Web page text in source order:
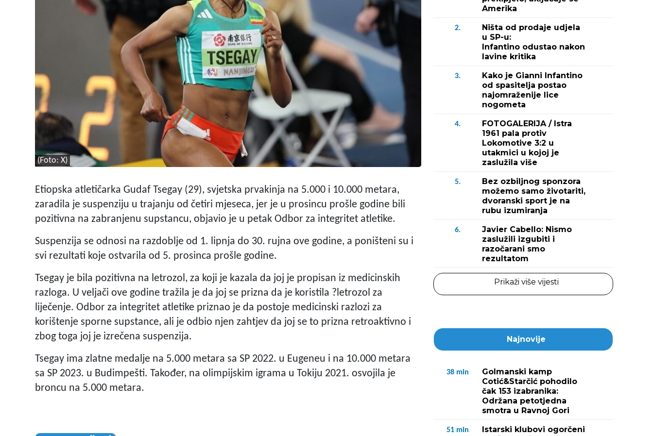
(Foto: X)
Etiopska atletičarka Gudaf Tsegay (29), svjetska prvakinja na 5.000 i 10.000 metara,
zaradila je suspenziju u trajanju od četiri mjeseca, jer je u prosincu prošle godine bili
pozitivna na zabranjenu supstancu, objavio je u petak Odbor za integritet atletike.
Suspenzija se odnosi na razdoblje od 1. lipnja do 30. rujna ove godine, a poništeni su i
svi rezultati koje ostvarila od 5. prosinca prošle godine.
Tsegay je bila pozitivna na letrozol, za koji je kazala da joj je propisan iz medicinskih
razloga. U veljači ove godine tražila je da joj se prizna da je koristila ?letrozol za
liječenje. Odbor za integritet atletike priznao je da postoje medicinski razlozi za
korištenje sporne supstance, ali je odbio njen zahtjev da joj se to prizna retroaktivno i
zbog toga joj je izrečena suspenzija.
Tsegay ima zlatne medalje na 5.000 metara sa SP 2022. u Eugeneu i na 10.000 metara
sa SP 2023. u Budimpešti. Također, na olimpijskim igrama u Tokiju 2021. osvojila je
broncu na 5.000 metara.
Amerika
2.
Ništa od prodaje udjela
u SP-u:
Infantino odustao nakon
lavine kritika
3.
Kako je Gianni Infantino
od spasitelja postao
najomraženije lice
nogometa
4.
FOTOGALERIJA / Istra
1961 pala protiv
Lokomotive 3:2 u
utakmici u kojoj je
zaslužila više
5.
Bez ozbiljnog sponzora
možemo samo životariti,
dvoranski sport je na
rubu izumiranja
6.
Javier Cabello: Nismo
zaslužili izgubiti i
razočarani smo
rezultatom
Prikaži više vijesti
Najnovije
38 min
Golmanski kamp
Cotić&Starčić pohodilo
čak 153 izabranika:
Održana petotjedna
smotra u Ravnoj Gori
51 min
Istarski klubovi ogorčeni